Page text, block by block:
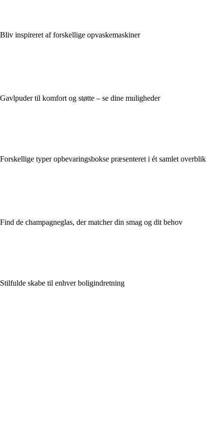
Bliv inspireret af forskellige opvaskemaskiner
Gavlpuder til komfort og støtte – se dine muligheder
Forskellige typer opbevaringsbokse præsenteret i ét samlet overblik
Find de champagneglas, der matcher din smag og dit behov
Stilfulde skabe til enhver boligindretning